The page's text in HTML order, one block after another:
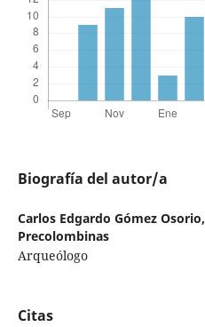
Biografía del autor/a
Carlos Edgardo Gómez Osorio,
Precolombinas
Arqueólogo
Citas